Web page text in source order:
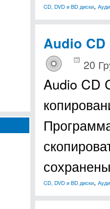
CD, DVD и BD диски,
Audio CD
20
Audio CD
CD, DVD и BD диски,